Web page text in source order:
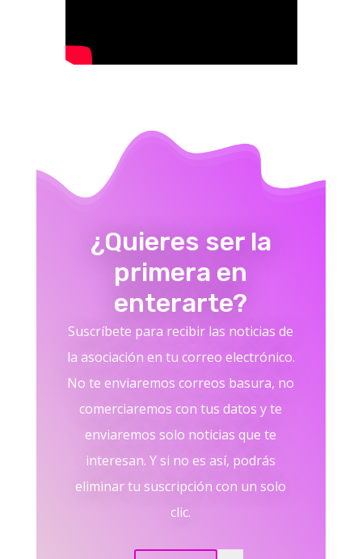
¿Quieres ser la
primera en
enterarte?
Suscríbete para recibir las noticias de
la asociación en tu correo electrónico.
No te enviaremos correos basura, no
comerciaremos con tus datos y te
enviaremos solo noticias que te
interesan. Y si no es así, podrás
eliminar tu suscripción con un solo
clic.